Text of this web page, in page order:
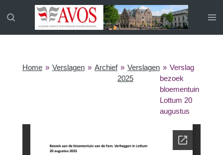
direct
Home » Verslagen » Archief » Verslagen
2025
» Verslag
bezoek
bloementuin
Lottum 20
augustus